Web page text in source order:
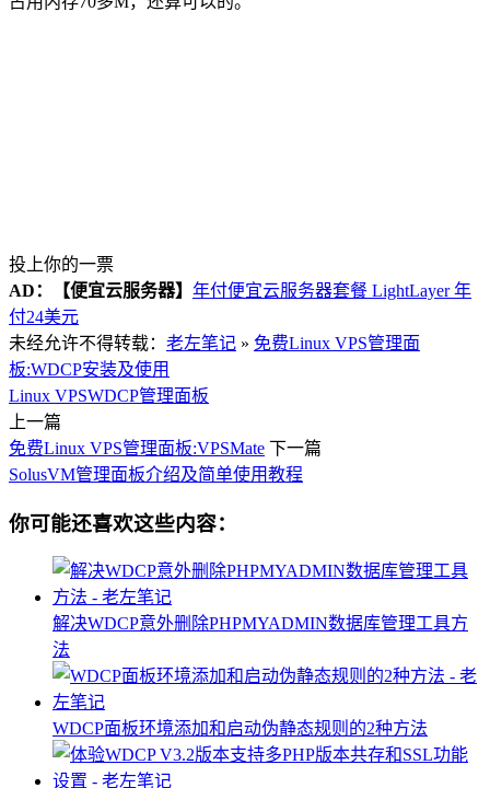
投上你的一票
AD：
【便宜云服务器】 年付便宜云服务器套餐 LightLayer 年
付24美元
未经允许不得转载： 老左笔记 » 免费Linux VPS管理面
板:WDCP安装及使用
Linux VPSWDCP管理面板
上一篇
免费Linux VPS管理面板:VPSMate 下一篇
SolusVM管理面板介绍及简单使用教程
你可能还喜欢这些内容：
解决WDCP意外删除PHPMYADMIN数据库管理工具方
法
WDCP面板环境添加和启动伪静态规则的2种方法